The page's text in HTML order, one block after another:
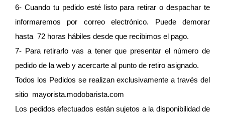
6- Cuando tu pedido esté listo para retirar o despachar te
informaremos por correo electrónico. Puede demorar
hasta  72 horas hábiles desde que recibimos el pago.
7- Para retirarlo vas a tener que presentar el número de
pedido de la web y acercarte al punto de retiro asignado.
Todos los Pedidos se realizan exclusivamente a través del
sitio  mayorista.modobarista.com
Los pedidos efectuados están sujetos a la disponibilidad de